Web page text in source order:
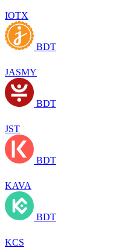
IOTX
BDT
JASMY
BDT
JST
BDT
KAVA
BDT
KCS